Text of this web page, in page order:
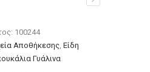
100244
Αποθήκεσης,Είδη
Γυάλινα